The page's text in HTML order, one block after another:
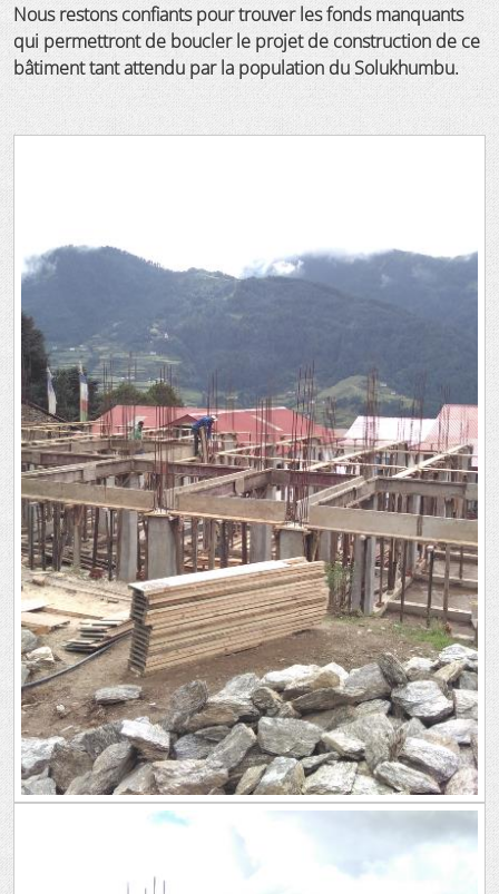
Nous restons confiants pour trouver les fonds manquants
qui permettront de boucler le projet de construction de ce
bâtiment tant attendu par la population du Solukhumbu.